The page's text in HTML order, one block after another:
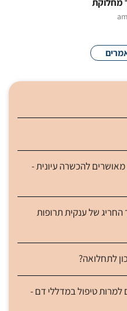
להכשרה עיונית -
החריג של ענקית תרופות
לתחלואה?
למרות טיפול במדללי דם -